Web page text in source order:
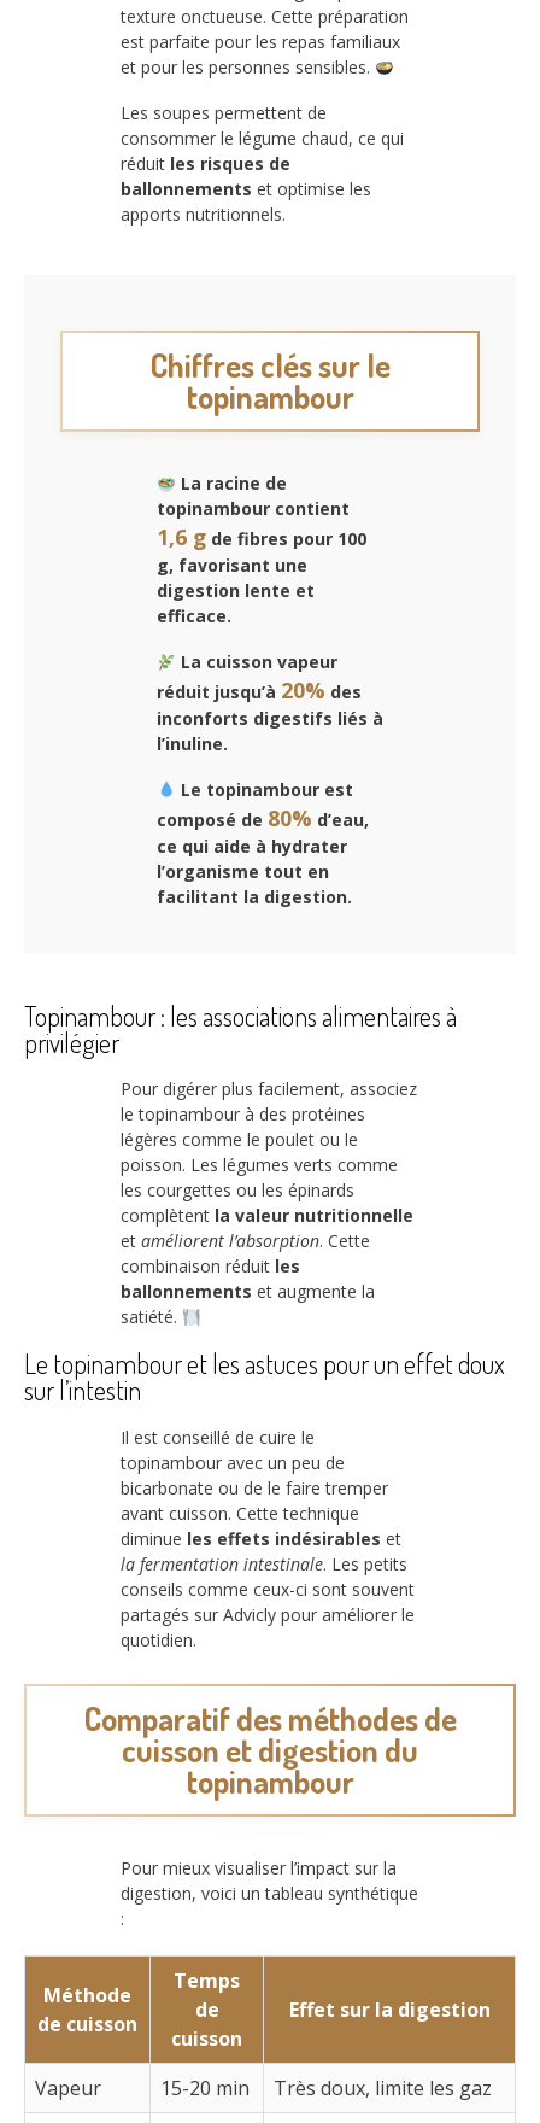
texture onctueuse. Cette préparation
est parfaite pour les repas familiaux
et pour les personnes sensibles.
Les soupes permettent de
consommer le légume chaud, ce qui
réduit les risques de
ballonnements et optimise les
apports nutritionnels.
Chiffres clés sur le
topinambour
La racine de
topinambour contient
1,6 g de fibres pour 100
g, favorisant une
digestion lente et
efficace.
La cuisson vapeur
réduit jusqu’à 20% des
inconforts digestifs liés à
l’inuline.
Le topinambour est
composé de 80% d’eau,
ce qui aide à hydrater
l’organisme tout en
facilitant la digestion.
Topinambour : les associations alimentaires à
privilégier
Pour digérer plus facilement, associez
le topinambour à des protéines
légères comme le poulet ou le
poisson. Les légumes verts comme
les courgettes ou les épinards
complètent la valeur nutritionnelle
et améliorent l’absorption. Cette
combinaison réduit les
ballonnements et augmente la
satiété.
Le topinambour et les astuces pour un effet doux
sur l’intestin
Il est conseillé de cuire le
topinambour avec un peu de
bicarbonate ou de le faire tremper
avant cuisson. Cette technique
diminue les effets indésirables et
la fermentation intestinale. Les petits
conseils comme ceux-ci sont souvent
partagés sur Advicly pour améliorer le
quotidien.
Comparatif des méthodes de
cuisson et digestion du
topinambour
Pour mieux visualiser l’impact sur la
digestion, voici un tableau synthétique
:
Méthode
de cuisson
Temps
de
cuisson
Effet sur la digestion
Vapeur 15-20 min
Très doux, limite les gaz